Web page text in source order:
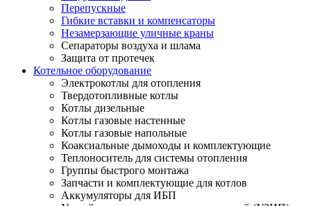
Перепускные
Гибкие вставки и компенсаторы
Незамерзающие уличные краны
Сепараторы воздуха и шлама
Защита от протечек
Котельное оборудование
Электрокотлы для отопления
Твердотопливные котлы
Котлы дизельные
Котлы газовые настенные
Котлы газовые напольные
Коаксиальные дымоходы и комплектующие
Теплоноситель для системы отопления
Группы быстрого монтажа
Запчасти и комплектующие для котлов
Аккумуляторы для ИБП